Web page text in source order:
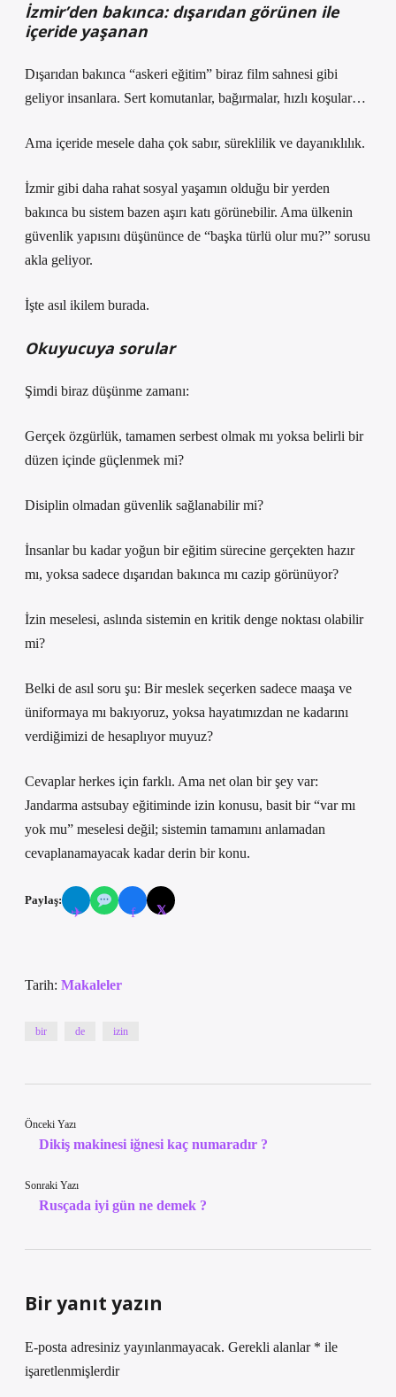
İzmir’den bakınca: dışarıdan görünen ile
içeride yaşanan
Dışarıdan bakınca “askeri eğitim” biraz film sahnesi gibi
geliyor insanlara. Sert komutanlar, bağırmalar, hızlı koşular…
Ama içeride mesele daha çok sabır, süreklilik ve dayanıklılık.
İzmir gibi daha rahat sosyal yaşamın olduğu bir yerden
bakınca bu sistem bazen aşırı katı görünebilir. Ama ülkenin
güvenlik yapısını düşününce de “başka türlü olur mu?” sorusu
akla geliyor.
İşte asıl ikilem burada.
Okuyucuya sorular
Şimdi biraz düşünme zamanı:
Gerçek özgürlük, tamamen serbest olmak mı yoksa belirli bir
düzen içinde güçlenmek mi?
Disiplin olmadan güvenlik sağlanabilir mi?
İnsanlar bu kadar yoğun bir eğitim sürecine gerçekten hazır
mı, yoksa sadece dışarıdan bakınca mı cazip görünüyor?
İzin meselesi, aslında sistemin en kritik denge noktası olabilir
mi?
Belki de asıl soru şu: Bir meslek seçerken sadece maaşa ve
üniformaya mı bakıyoruz, yoksa hayatımızdan ne kadarını
verdiğimizi de hesaplıyor muyuz?
Cevaplar herkes için farklı. Ama net olan bir şey var:
Jandarma astsubay eğitiminde izin konusu, basit bir “var mı
yok mu” meselesi değil; sistemin tamamını anlamadan
cevaplanamayacak kadar derin bir konu.
Paylaş:
✈ f 𝕏
Tarih: Makaleler
bir de izin
Önceki Yazı
Dikiş makinesi iğnesi kaç numaradır ?
Sonraki Yazı
Rusçada iyi gün ne demek ?
Bir yanıt yazın
E-posta adresiniz yayınlanmayacak. Gerekli alanlar * ile
işaretlenmişlerdir